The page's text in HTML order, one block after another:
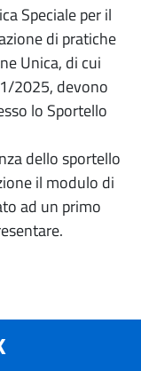
Speciale per il
di pratiche
Unica, di cui
2025, devono
lo Sportello
dello sportello
il modulo di
ad un primo